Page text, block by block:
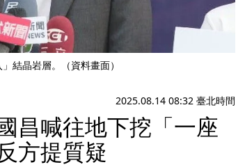
結晶岩層。（資料畫面）
2025.08.14 08:32 臺北時間
昌喊往地下挖「一座
方提質疑